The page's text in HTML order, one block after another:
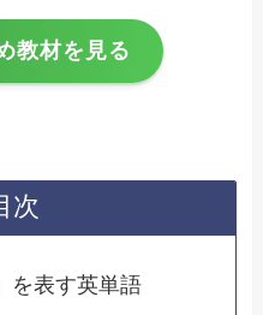
教材を見る
次
を表す英単語